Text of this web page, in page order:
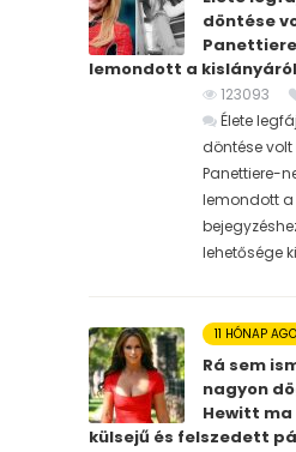
döntése
lemondott a kislányáról
123093
Élete
döntése
Panettiere-
lemondott
lehetősége
11 HÓNAP AGO
Rá sem
nagyon
Hewitt
külsejű és felszedett